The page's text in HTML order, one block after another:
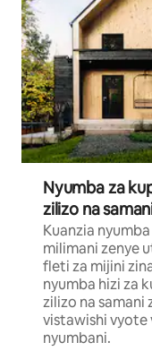
Nyumba za
zilizo na
Kuanzia
milimani zenye
fleti za mijini
nyumba hizi za
zilizo na samani
vistawishi vyote
nyumbani.